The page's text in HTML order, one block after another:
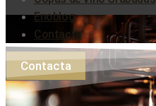
Enoblog
Contacta
Contacta